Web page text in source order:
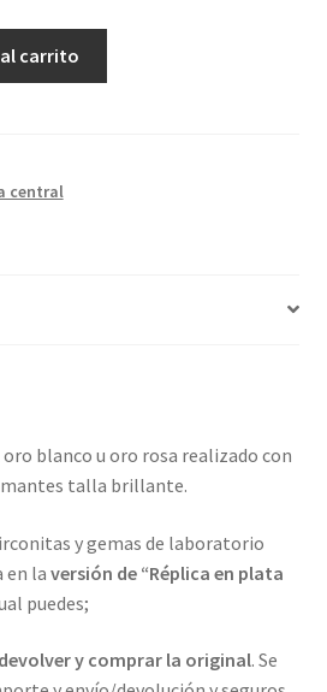
carrito
central
blanco u oro rosa realizado con
talla brillante.
y gemas de laboratorio
en la versión de “Réplica en plata
puedes;
devolver y comprar la original. Se